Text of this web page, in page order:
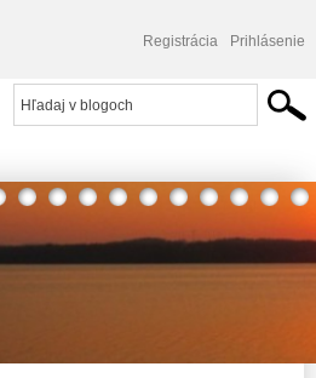
Registrácia Prihlásenie